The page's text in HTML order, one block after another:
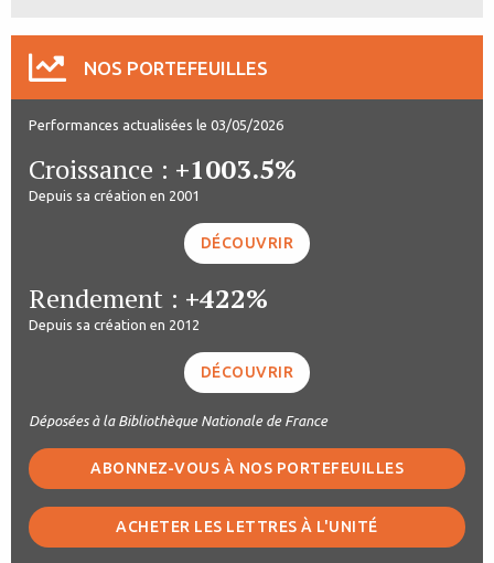
NOS PORTEFEUILLES
Performances actualisées le 03/05/2026
Croissance : +1003.5%
Depuis sa création en 2001
DÉCOUVRIR
Rendement : +422%
Depuis sa création en 2012
DÉCOUVRIR
Déposées à la Bibliothèque Nationale de France
ABONNEZ-VOUS À NOS PORTEFEUILLES
ACHETER LES LETTRES À L'UNITÉ